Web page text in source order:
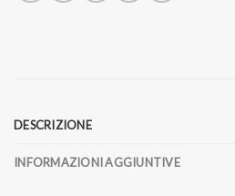
DESCRIZIONE
INFORMAZIONI AGGIUNTIVE